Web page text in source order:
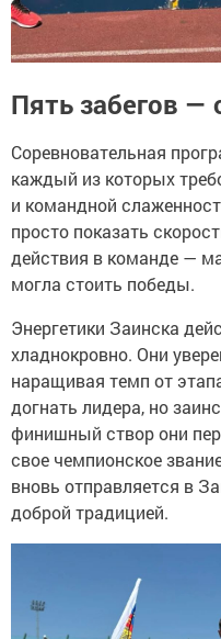
Пять забегов —
Соревновательная
каждый из которых
и командной
просто показать
действия в команде —
могла стоить победы.
Энергетики Заинска
хладнокровно. Они
наращивая темп от
догнать лидера, но
финишный створ они
свое чемпионское
вновь отправляется в
доброй традицией.